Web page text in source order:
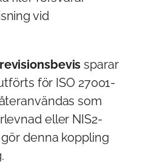
vid
sparar
för ISO 27001-
som
eller NIS2-
denna koppling